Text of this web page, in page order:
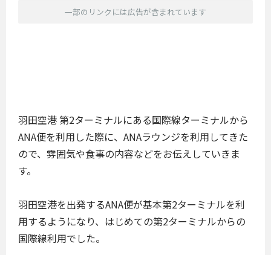
一部のリンクには広告が含まれています
羽田空港 第2ターミナルにある国際線ターミナルから
ANA便を利用した際に、ANAラウンジを利用してきた
ので、雰囲気や食事の内容などをお伝えしていきま
す。
羽田空港を出発するANA便が基本第2ターミナルを利
用するようになり、はじめての第2ターミナルからの
国際線利用でした。